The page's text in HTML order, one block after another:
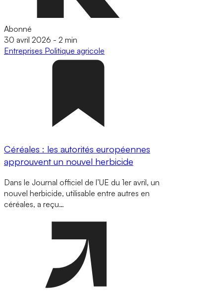
Abonné
30 avril 2026 - 2 min
Entreprises Politique agricole
Céréales : les autorités européennes
approuvent un nouvel herbicide
Dans le Journal officiel de l’UE du 1er avril, un
nouvel herbicide, utilisable entre autres en
céréales, a reçu…